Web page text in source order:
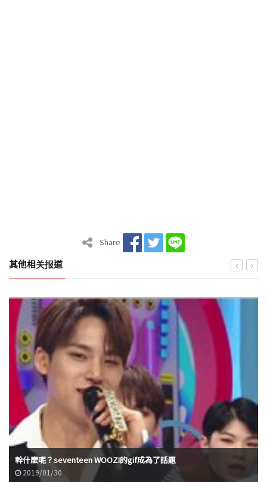
Share
其他相关报道
幹什麽呢？seventeen WOOZI的gif成為了話題
2019/01/30